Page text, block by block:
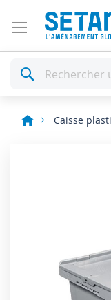
Rechercher
Caisse